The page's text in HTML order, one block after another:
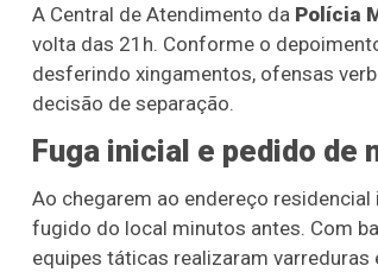
A Central de Atendimento da Polícia
volta das 21h. Conforme o
desferindo xingamentos, ofensas
decisão de separação.
Fuga inicial e pedido de
Ao chegarem ao endereço
fugido do local minutos antes. Com
equipes táticas realizaram